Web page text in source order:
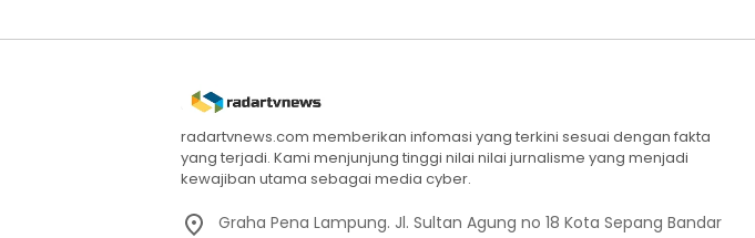
radartvnews.com memberikan infomasi yang terkini sesuai dengan fakta
yang terjadi. Kami menjunjung tinggi nilai nilai jurnalisme yang menjadi
kewajiban utama sebagai media cyber.
Graha Pena Lampung. Jl. Sultan Agung no 18 Kota Sepang Bandar